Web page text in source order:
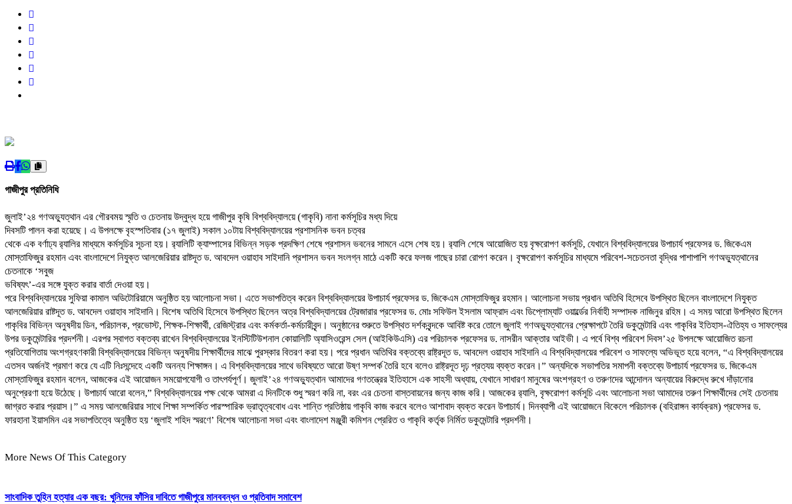
গাজীপুর প্রতিনিধি
‎জুলাই’২৪ গণঅভ্যুত্থান এর গৌরবময় স্মৃতি ও চেতনায় উদ্বুদ্ধ হয়ে গাজীপুর কৃষি বিশ্ববিদ্যালয়ে (গাকৃবি) নানা কর্মসূচির মধ্য দিয়ে
‎দিবসটি পালন করা হয়েছে। এ উপলক্ষে বৃহস্পতিবার (১৭ জুলাই) সকাল ১০টায় বিশ্ববিদ্যালয়ের প্রশাসনিক ভবন চত্বর
‎থেকে এক বর্ণাঢ্য র‍্যালির মাধ্যমে কর্মসূচির সূচনা হয়। র‍্যালিটি ক্যাম্পাসের বিভিন্ন সড়ক প্রদক্ষিণ শেষে প্রশাসন ভবনের সামনে এসে শেষ হয়। র‍্যালি শেষে আয়োজিত হয় বৃক্ষরোপণ কর্মসূচি, যেখানে বিশ্ববিদ্যালয়ের উপাচার্য প্রফেসর ড. জিকেএম
মোস্তাফিজুর রহমান এবং বাংলাদেশে নিযুক্ত আলজেরিয়ার রাষ্টদূত ড. আবদেল ওয়াহাব সাইদানি প্রশাসন ভবন সংলগ্ন মাঠে একটি করে ফলজ গাছের চারা রোপণ করেন। বৃক্ষরোপণ কর্মসূচির মাধ্যমে পরিবেশ-সচেতনতা বৃদ্ধির পাশাপাশি গণঅভ্যুত্থানের
চেতনাকে ‘সবুজ
‎ভবিষ্যৎ’-এর সঙ্গে যুক্ত করার বার্তা দেওয়া হয়।
‎পরে বিশ্ববিদ্যালয়ের সুফিয়া কামাল অডিটোরিয়ামে অনুষ্ঠিত হয় আলোচনা সভা। এতে সভাপতিত্ব করেন বিশ্ববিদ্যালয়ের উপাচার্য প্রফেসর ড. জিকেএম মোস্তাফিজুর রহমান। আলোচনা সভায় প্রধান অতিথি হিসেবে উপস্থিত ছিলেন বাংলাদেশে নিযুক্ত
আলজেরিয়ার রাষ্টদূত ড. আবদেল ওয়াহাব সাইদানি। বিশেষ অতিথি হিসেবে উপস্থিত ছিলেন অত্র বিশ্ববিদ্যালয়ের ট্রেজারার প্রফেসর ড. মোঃ সফিউল ইসলাম আফ্রাদ এবং ডিপ্লোম্যাট ওয়ার্ল্ডের নির্বাহী সম্পাদক নাজিনুর রহিম। এ সময় আরো উপস্থিত ছিলেন
গাকৃবির বিভিন্ন অনুষদীয় ডিন, পরিচালক, প্রভোস্ট, শিক্ষক-শিক্ষার্থী, রেজিস্ট্রার এবং কর্মকর্তা-কর্মচারীবৃন্দ। অনুষ্ঠানের শুরুতে উপস্থিত দর্শকবৃন্দকে আবিষ্ট করে তোলে জুলাই গণঅভ্যুত্থানের প্রেক্ষাপটে তৈরি ডকুমেন্টারি এবং গাকৃবির ইতিহাস-ঐতিহ্য ও সাফল্যের
উপর ডকুমেন্টারির প্রদর্শনী। এরপর স্বাগত বক্তব্য রাখেন বিশ্ববিদ্যালয়ের ইনস্টিটিউশনাল কোয়ালিটি অ্যাসিওরেন্স সেল (আইকিউএসি) এর পরিচালক প্রফেসর ড. নাসরীন আক্তার আইভী। এ পর্বে বিশ্ব পরিবেশ দিবস’২৫ উপলক্ষে আয়োজিত রচনা
প্রতিযোগিতায় অংশগ্রহণকারী বিশ্ববিদ্যালয়ের বিভিন্ন অনুষদীয় শিক্ষার্থীদের মাঝে পুরস্কার বিতরণ করা হয়। পরে প্রধান অতিথির বক্তব্যে রাষ্ট্রদূত ড. আবদেল ওয়াহাব সাইদানি এ বিশ্ববিদ্যালয়ের পরিবেশ ও সাফল্যে অভিভূত হয়ে বলেন, “এ বিশ্ববিদ্যালয়ের
এতসব অর্জনই প্রমাণ করে যে এটি নিঃসন্দেহে একটি অনন্য শিক্ষাঙ্গন। এ বিশ্ববিদ্যালয়ের সাথে ভবিষ্যতে আরো উষ্ণ সম্পর্ক তৈরি হবে বলেও রাষ্ট্রদূত দৃঢ় প্রত্যয় ব্যক্ত করেন।” অন্যদিকে সভাপতির সমাপনী বক্তব্যে উপাচার্য প্রফেসর ড. জিকেএম
মোস্তাফিজুর রহমান বলেন, আজকের এই আয়োজন সময়োপযোগী ও তাৎপর্যপূর্ণ। জুলাই’২৪ গণঅভ্যুত্থান আমাদের গণতন্ত্রের ইতিহাসে এক সাহসী অধ্যায়, যেখানে সাধারণ মানুষের অংশগ্রহণ ও তরুণদের আন্দোলন অন্যায়ের বিরুদ্ধে রুখে দাঁড়ানোর
অনুপ্রেরণা হয়ে উঠেছে। উপাচার্য আরো বলেন,” বিশ্ববিদ্যালয়ের পক্ষ থেকে আমরা এ দিনটিকে শুধু স্মরণ করি না, ‎বরং এর চেতনা বাস্তবায়নের জন্য কাজ করি। আজকের র‍্যালি, বৃক্ষরোপণ কর্মসূচি এবং আলোচনা সভা আমাদের তরুণ শিক্ষার্থীদের সেই চেতনায়
জাগ্রত করার প্রয়াস।” এ সময় আলজেরিয়ার সাথে শিক্ষা সম্পর্কিত পারস্পারিক ভ্রাতৃত্ববোধ এবং শান্তি প্রতিষ্ঠায় গাকৃবি কাজ করবে বলেও আশাবাদ ব্যক্ত করেন উপাচার্য। দিনব্যাপী এই আয়োজনে বিকেলে পরিচালক (বহিরাঙ্গন কার্যক্রম) প্রফেসর ড.
ফারহানা ইয়াসমিন এর সভাপতিত্বে অনুষ্ঠিত হয় ‘জুলাই শহিদ স্মরণে’ বিশেষ আলোচনা সভা এবং বাংলাদেশ মঞ্জুরী কমিশন প্রেরিত ও গাকৃবি কর্তৃক নির্মিত ডকুমেন্টারি প্রদর্শনী।­
More News Of This Category
সাংবাদিক তুহিন হত্যার এক বছর: খুনিদের ফাঁসির দাবিতে গাজীপুরে মানববন্ধন ও প্রতিবাদ সমাবেশ